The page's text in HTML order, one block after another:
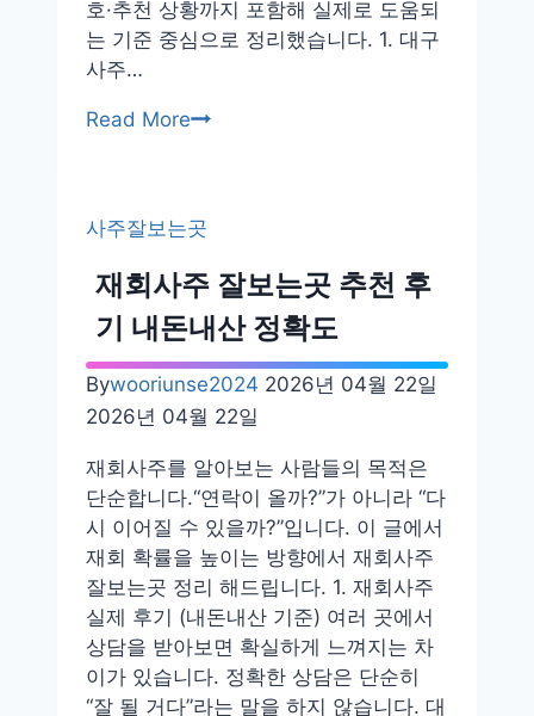
추
천
호·추천 상황까지 포함해 실제로 도움되
는 기준 중심으로 정리했습니다. 1. 대구
사주…
Read More대
잘
보
는
곳
동
성
로
돈
내
산
동
성
로
검
단
사주잘보는곳
재회사주 잘보는곳 추천 후
기 내돈내산 정확도
Bywooriunse2024 2026년 04월 22일
2026년 04월 22일
재회사주를 알아보는 사람들의 목적은
단순합니다.“연락이 올까?”가 아니라 “다
시 이어질 수 있을까?”입니다. 이 글에서
재회 확률을 높이는 방향에서 재회사주
잘보는곳 정리 해드립니다. 1. 재회사주
실제 후기 (내돈내산 기준) 여러 곳에서
상담을 받아보면 확실하게 느껴지는 차
이가 있습니다. 정확한 상담은 단순히
“잘 될 거다”라는 말을 하지 않습니다. 대